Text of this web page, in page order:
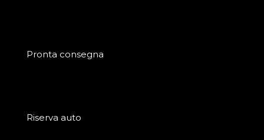
Pronta consegna
Riserva auto